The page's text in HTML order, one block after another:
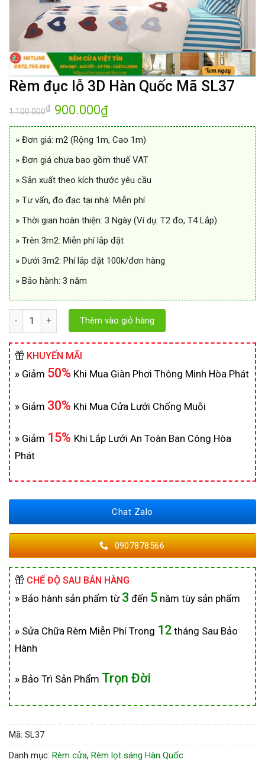
Rèm đục lỗ 3D Hàn Quốc Mã SL37
1.100.000₫ Giá
gốc
900.000₫Giá
900.000₫.
» Đơn giá: m2 (Rộng 1m, Cao 1m)
» Đơn giá chưa bao gồm thuế VAT
» Sản xuất theo kích thước yêu cầu
» Tư vấn, đo đạc tại nhà: Miễn phí
» Thời gian hoàn thiện: 3 Ngày (Ví dụ: T2 đo, T4 Lắp)
» Trên 3m2: Miễn phí lắp đặt
» Dưới 3m2: Phí lắp đặt 100k/đơn hàng
» Bảo hành: 3 năm
Số lượng Thêm vào giỏ hàng
KHUYẾN MÃI
» Giảm 50% Khi Mua Giàn Phơi Thông Minh Hòa Phát
» Giảm 30% Khi Mua Cửa Lưới Chống Muỗi
» Giảm 15% Khi Lắp Lưới An Toàn Ban Công Hòa
Phát
Chat Zalo
0907878566
CHẾ ĐỘ SAU BÁN HÀNG
» Bảo hành sản phẩm từ 3 đến 5 năm tùy sản phẩm
» Sửa Chữa Rèm Miễn Phí Trong 12 tháng Sau Bảo
Hành
» Bảo Trì Sản Phẩm Trọn Đời
Mã: SL37
Danh mục: Rèm cửa, Rèm lọt sáng Hàn Quốc